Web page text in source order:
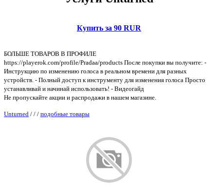
Купить за 90 RUR
БОЛЬШЕ ТОВАРОВ В ПРОФИЛЕ
https://playerok.com/profile/Pradaa/products После покупки вы получите: -
Инструкцию по изменению голоса в реальном времени для разных
устройств. - Полный доступ к инструменту для изменения голоса Просто
устанавливай и начинай использовать! - Видеогайд
Не пропускайте акции и распродажи в нашем магазине.
Unturned / / / подобные товары